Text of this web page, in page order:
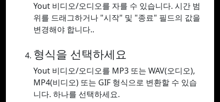
Yout 비디오/오디오를 자를 수 있습니다. 시간 범
위를 드래그하거나 "시작" 및 "종료" 필드의 값을
변경해야 합니다..
형식을 선택하세요
Yout 비디오/오디오를 MP3 또는 WAV(오디오),
MP4(비디오) 또는 GIF 형식으로 변환할 수 있습
니다. 하나를 선택하세요.